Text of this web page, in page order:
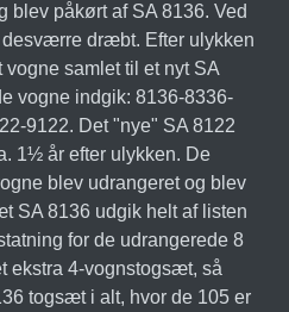
blev påkørt af SA 8136. Ved
dræbt. Efter ulykken
samlet til et nyt SA
vogne indgik: 8136-8336-
9122. Det "nye" SA 8122
1½ år efter ulykken. De
blev udrangeret og blev
SA 8136 udgik helt af listen
for de udrangerede 8
ekstra 4-vognstogsæt, så
togsæt i alt, hvor de 105 er